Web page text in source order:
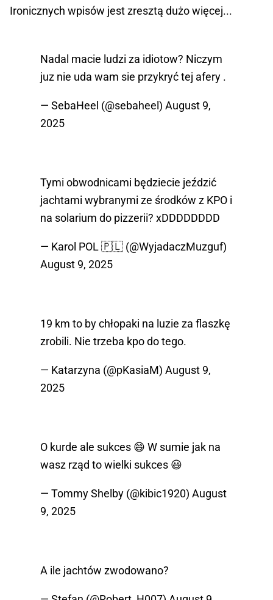
Ironicznych wpisów jest zresztą dużo więcej...
Nadal macie ludzi za idiotow? Niczym
juz nie uda wam sie przykryć tej afery .
— SebaHeel (@sebaheel) August 9,
2025
Tymi obwodnicami będziecie jeździć
jachtami wybranymi ze środków z KPO i
na solarium do pizzerii? xDDDDDDDD
— Karol POL 🇵🇱 (@WyjadaczMuzguf)
August 9, 2025
19 km to by chłopaki na luzie za flaszkę
zrobili. Nie trzeba kpo do tego.
— Katarzyna (@pKasiaM) August 9,
2025
O kurde ale sukces 😄 W sumie jak na
wasz rząd to wielki sukces 😃
— Tommy Shelby (@kibic1920) August
9, 2025
A ile jachtów zwodowano?